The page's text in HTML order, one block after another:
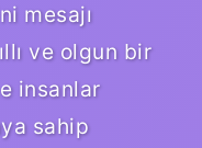
mesajı
ve olgun bir
insanlar
sahip